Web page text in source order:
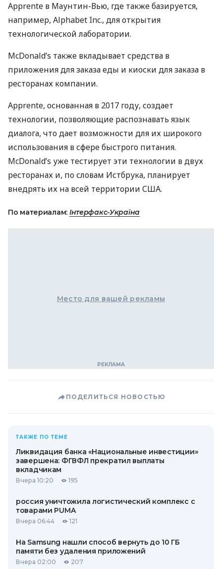
Apprente в Маунтин-Вью, где также базируется,
например, Alphabet Inc., для открытия
технологической лаборатории.
McDonald’s также вкладывает средства в
приложения для заказа еды и киоски для заказа в
ресторанах компании.
Apprente, основанная в 2017 году, создает
технологии, позволяющие распознавать язык
диалога, что дает возможности для их широкого
использования в сфере быстрого питания.
McDonald’s уже тестирует эти технологии в двух
ресторанах и, по словам Истбрука, планирует
внедрять их на всей территории США.
По материалам: Інтерфакс-Україна
Место для вашей рекламы
ПОДЕЛИТЬСЯ НОВОСТЬЮ
ТАКЖЕ ПО ТЕМЕ
Ликвидация банка «Национальные инвестиции»
завершена: ФГВФЛ прекратил выплаты
вкладчикам
Вчера 10:20 195
россия уничтожила логистический комплекс с
товарами PUMA
Вчера 06:44 121
На Samsung нашли способ вернуть до 10 ГБ
памяти без удаления приложений
Вчера 02:00 207